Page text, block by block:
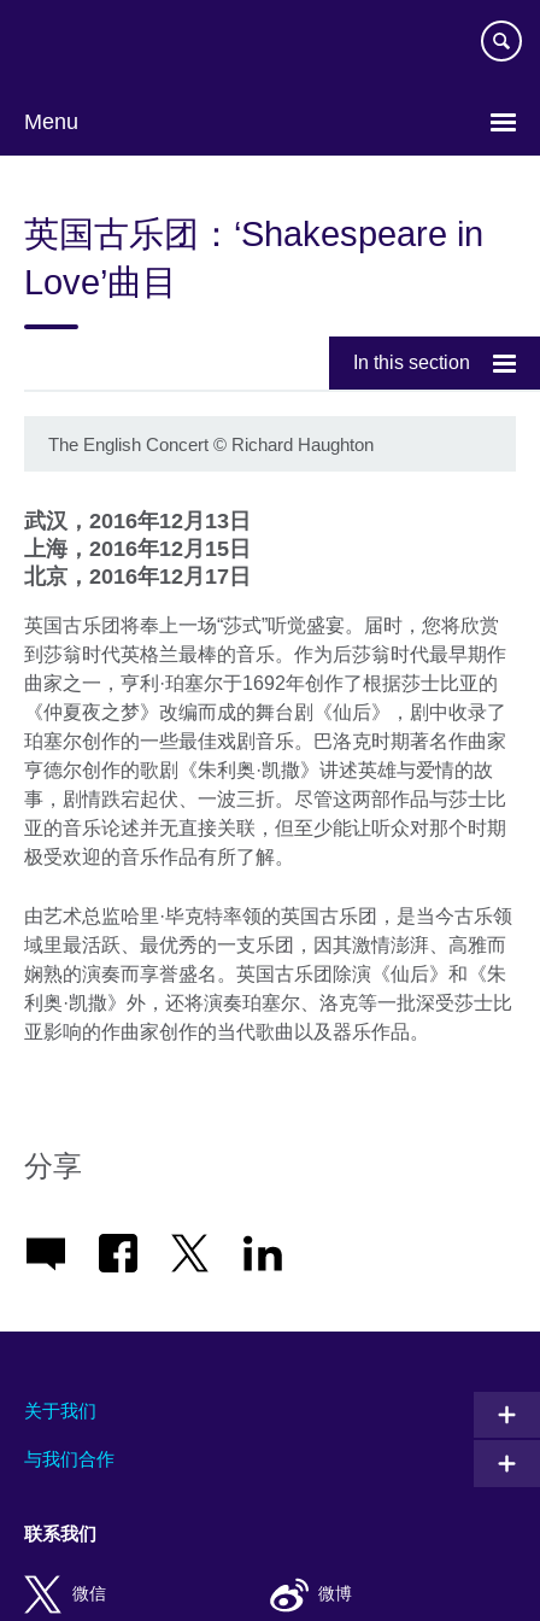
Menu
language
英国古乐团：‘Shakespeare in
Love’曲目
In this section
The English Concert © Richard Haughton
武汉，2016年12月13日
上海，2016年12月15日
北京，2016年12月17日
英国古乐团将奉上一场“莎式”听觉盛宴。届时，您将欣赏
到莎翁时代英格兰最棒的音乐。作为后莎翁时代最早期作
曲家之一，亨利·珀塞尔于1692年创作了根据莎士比亚的
《仲夏夜之梦》改编而成的舞台剧《仙后》，剧中收录了
珀塞尔创作的一些最佳戏剧音乐。巴洛克时期著名作曲家
亨德尔创作的歌剧《朱利奥·凯撒》讲述英雄与爱情的故
事，剧情跌宕起伏、一波三折。尽管这两部作品与莎士比
亚的音乐论述并无直接关联，但至少能让听众对那个时期
极受欢迎的音乐作品有所了解。
由艺术总监哈里·毕克特率领的英国古乐团，是当今古乐领
域里最活跃、最优秀的一支乐团，因其激情澎湃、高雅而
娴熟的演奏而享誉盛名。英国古乐团除演《仙后》和《朱
利奥·凯撒》外，还将演奏珀塞尔、洛克等一批深受莎士比
亚影响的作曲家创作的当代歌曲以及器乐作品。
分享
关于我们
与我们合作
联系我们
微信 微博